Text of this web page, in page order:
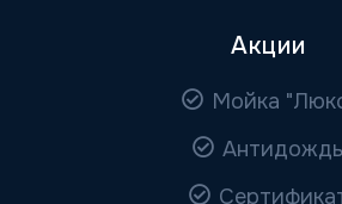
Акции
Мойка
Антидождь